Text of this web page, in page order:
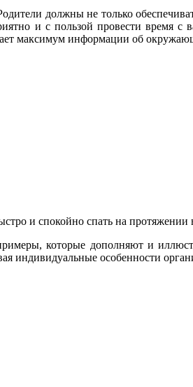
должны не только
и с пользой провести время
максимум информации об
и спокойно спать на протяжении
которые дополняют и
индивидуальные особенности